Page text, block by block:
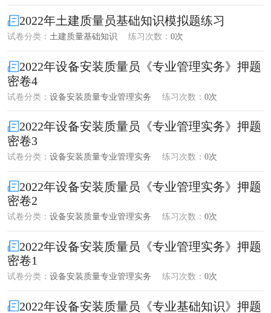
2022年土建质量员基础知识模拟题练习
试卷分类： 土建质量基础知识 练习次数： 0次
2022年设备安装质量员《专业管理实务》押题
密卷4
试卷分类： 设备安装质量专业管理实务 练习次数： 0次
2022年设备安装质量员《专业管理实务》押题
密卷3
试卷分类： 设备安装质量专业管理实务 练习次数： 0次
2022年设备安装质量员《专业管理实务》押题
密卷2
试卷分类： 设备安装质量专业管理实务 练习次数： 0次
2022年设备安装质量员《专业管理实务》押题
密卷1
试卷分类： 设备安装质量专业管理实务 练习次数： 0次
2022年设备安装质量员《专业基础知识》押题